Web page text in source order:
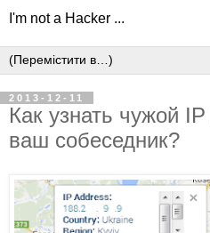
I'm not a Hacker ...
2013-12-11
Как узнать чужой
ваш собеседник?